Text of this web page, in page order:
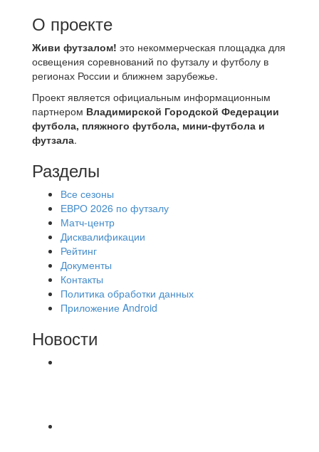
О проекте
Живи футзалом! это некоммерческая площадка для
освещения соревнований по футзалу и футболу в
регионах России и ближнем зарубежье.
Проект является официальным информационным
партнером Владимирской Городской Федерации
футбола, пляжного футбола, мини-футбола и
футзала.
Разделы
Все сезоны
ЕВРО 2026 по футзалу
Матч-центр
Дисквалификации
Рейтинг
Документы
Контакты
Политика обработки данных
Приложение Android
Новости